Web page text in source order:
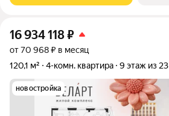
16 934 118₽
от 70 968 ₽ в месяц
120,1 м²
4-комн. квартира 9 этаж из 23
новостройка